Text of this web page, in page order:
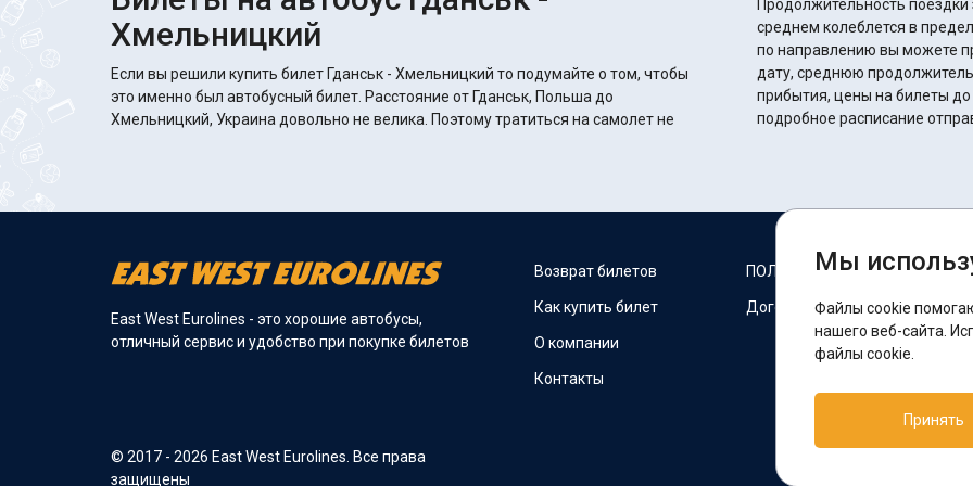
Хмельницкий
Если вы решили купить билет Гданськ - Хмельницкий то подумайте о том, чтобы
это именно был автобусный билет. Расстояние от Гданськ, Польша до
Хмельницкий, Украина довольно не велика. Поэтому тратиться на самолет не
Продолжительность
среднем колеблется в пределах 23 часов 35
по направлению вы можете
дату, среднюю
прибытия, цены на билеты
подробное расписание
East West Eurolines - это хорошие автобусы,
отличный сервис и удобство при покупке билетов
© 2017 - 2026 East West Eurolines. Все права
защищены
Возврат билетов
Как купить билет
О компании
Контакты
ПОЛИТИКА COOKIES
Договор оферты
Мы
Файлы cookie
нашего веб-сайта.
файлы cookie.
Принять